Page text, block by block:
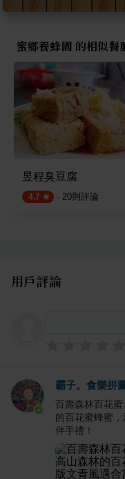
蜜鄉養蜂園 的相似餐
昱程臭豆腐
4.7 · 20則評論
用戶評論
霸子。食樂拼
百壽森林百花
的百花蜜蜂蜜
伴手禮！